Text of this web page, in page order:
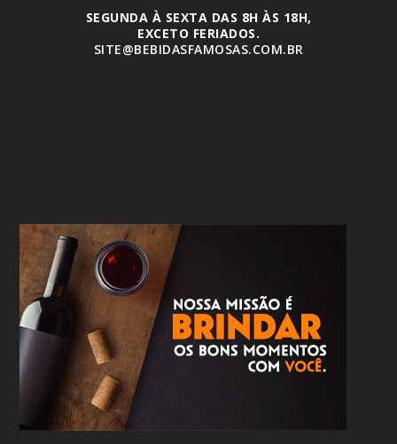
SEGUNDA À SEXTA DAS 8H ÀS 18H,
EXCETO FERIADOS.
SITE@BEBIDASFAMOSAS.COM.BR